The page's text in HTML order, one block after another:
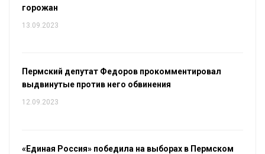
горожан
13.09.2023
Пермский депутат Федоров прокомментировал
выдвинутые против него обвинения
12.09.2023
«Единая Россия» победила на выборах в Пермском